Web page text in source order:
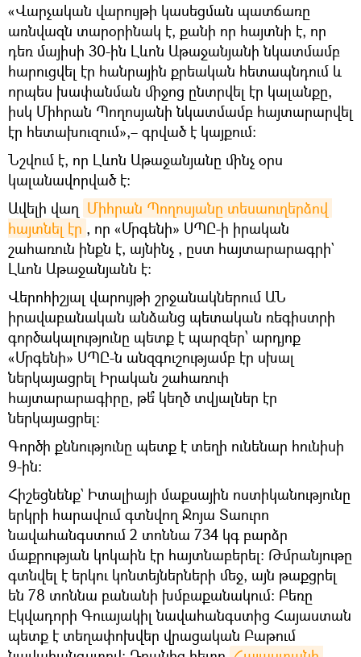
«Վարչական վարույթի կասեցման պատճառը
առնվազն տարօրինակ է, քանի որ հայտնի է, որ
դեռ մայիսի 30-ին Լևոն Աթաջանյանի նկատմամբ
հարուցվել էր հանրային քրեական հետապնդում և
որպես խափանման միջոց ընտրվել էր կալանքը,
իսկ Միհրան Պողոսյանի նկատմամբ հայտարարվել
էր հետախուզում»,– գրված է կայքում։
Նշվում է, որ Լևոն Աթաջանյանը մինչ օրս
կալանավորված է։
Ավելի վաղ Միհրան Պողոսյանը տեսաուղերձով
հայտնել էր , որ «Մրգենի» ՍՊԸ-ի իրական
շահառուն ինքն է, այնինչ , ըստ հայտարարագրի`
Լևոն Աթաջանյանն է։
Վերոհիշյալ վարույթի շրջանակներում ԱՆ
իրավաբանական անձանց պետական ռեգիստրի
գործակալությունը պետք է պարզեր՝ արդյոք
«Մրգենի» ՍՊԸ-ն անզգուշությամբ էր սխալ
ներկայացրել Իրական շահառուի
հայտարարագիրը, թե՞ կեղծ տվյալներ էր
ներկայացրել։
Գործի քննությունը պետք է տեղի ունենար հունիսի
9-ին։
Հիշեցնենք` Իտալիայի մաքսային ոստիկանությունը
երկրի հարավում գտնվող Ջոյա Տաուրո
նավահանգստում 2 տոննա 734 կգ բարձր
մաքրության կոկաին էր հայտնաբերել։ Թմրանյութը
գտնվել է երկու կոնտեյներների մեջ, այն թաքցրել
են 78 տոննա բանանի խմբաքանակում: Բեռը
Էկվադորի Գուայակիլ նավահանգստից Հայաստան
պետք է տեղափոխվեր վրացական Բաթում